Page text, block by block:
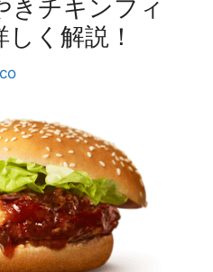
きチキンフィ
く解説！